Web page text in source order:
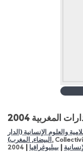
المغربية
والعلوم الإنسانية (الدار
البيضاء, المغرب) ,
بيبليوغرافيا 2004